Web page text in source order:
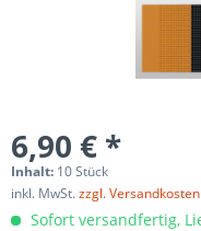
6,90 € *
Inhalt: 10 Stück
inkl. MwSt.zzgl. Versandkosten
Sofort versandfertig,